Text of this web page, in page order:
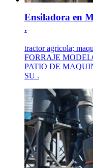
Ensiladora en
.
tractor agricola;
FORRAJE
PATIO DE
SU .